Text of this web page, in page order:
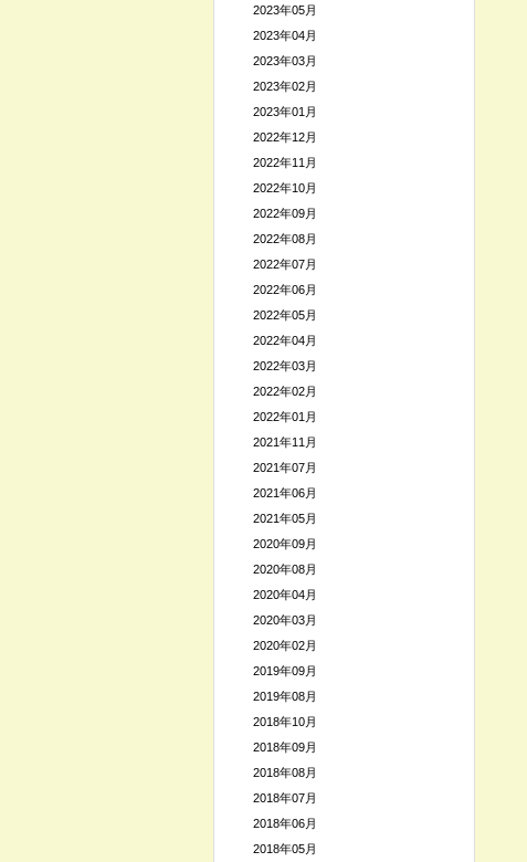
2023年05月
2023年04月
2023年03月
2023年02月
2023年01月
2022年12月
2022年11月
2022年10月
2022年09月
2022年08月
2022年07月
2022年06月
2022年05月
2022年04月
2022年03月
2022年02月
2022年01月
2021年11月
2021年07月
2021年06月
2021年05月
2020年09月
2020年08月
2020年04月
2020年03月
2020年02月
2019年09月
2019年08月
2018年10月
2018年09月
2018年08月
2018年07月
2018年06月
2018年05月